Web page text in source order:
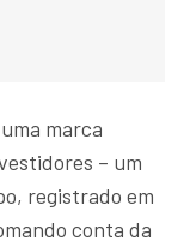
marca
– um
registrado em
conta da